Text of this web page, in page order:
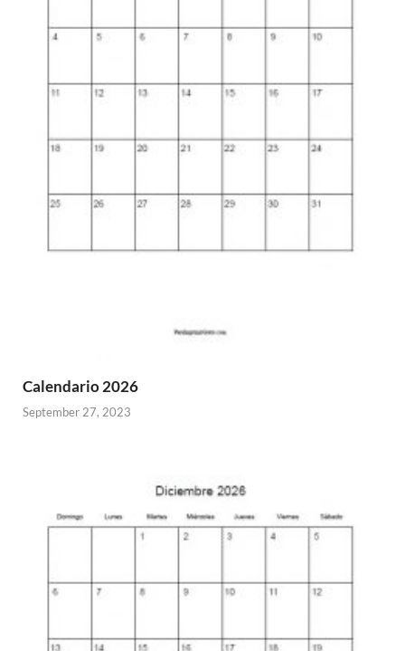
Calendario 2026
September 27, 2023